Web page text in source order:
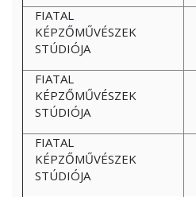
FIATAL
KÉPZŐMŰVÉSZEK
STÚDIÓJA
FIATAL
KÉPZŐMŰVÉSZEK
STÚDIÓJA
FIATAL
KÉPZŐMŰVÉSZEK
STÚDIÓJA